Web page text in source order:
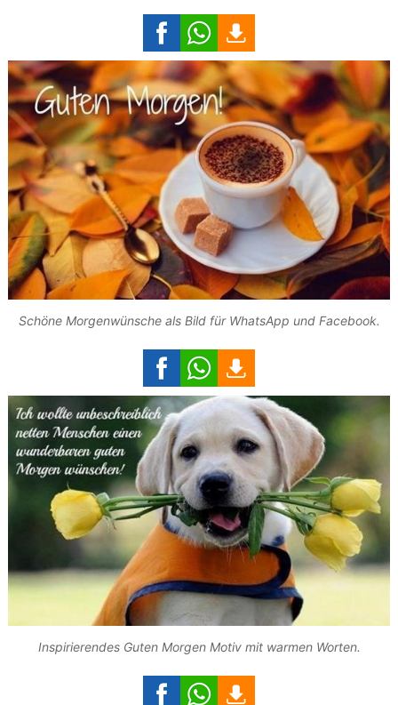
Schöne Morgenwünsche als Bild für WhatsApp und Facebook.
Inspirierendes Guten Morgen Motiv mit warmen Worten.